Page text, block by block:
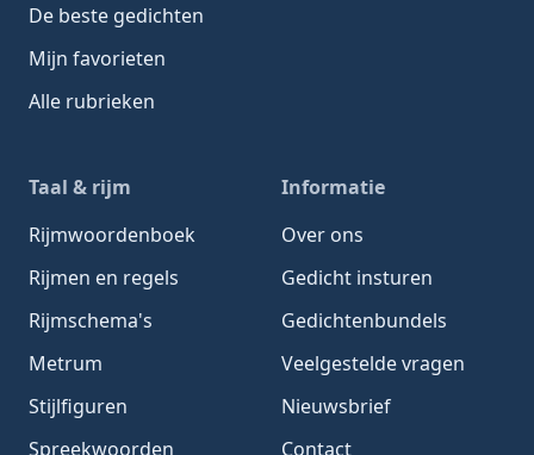
De beste gedichten
Mijn favorieten
Alle rubrieken
Taal & rijm
Rijmwoordenboek
Rijmen en regels
Rijmschema's
Metrum
Stijlfiguren
Spreekwoorden
Informatie
Over ons
Gedicht insturen
Gedichtenbundels
Veelgestelde vragen
Nieuwsbrief
Contact